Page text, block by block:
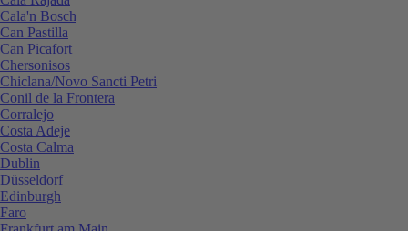
Cala'n Bosch
Can Pastilla
Can Picafort
Chersonisos
Chiclana/Novo Sancti Petri
Conil de la Frontera
Corralejo
Costa Adeje
Costa Calma
Dublin
Düsseldorf
Edinburgh
Faro